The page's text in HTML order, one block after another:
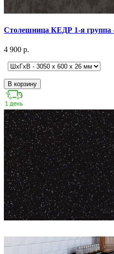
Столешница КЕДР 1-я группа
4 900 р.
В корзину